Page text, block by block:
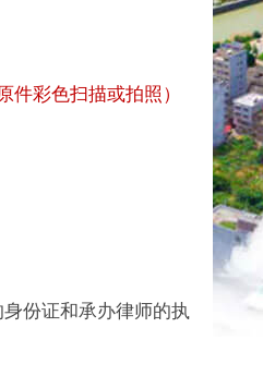
彩色扫描或拍照）
份证和承办律师的执